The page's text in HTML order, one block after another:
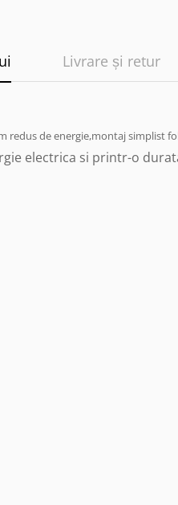
Livrare și retur
de energie,montaj simplist
electrica si printr-o